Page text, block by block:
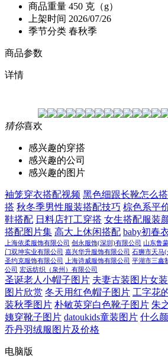
商品重量 450 克（g）
上架时间 2026/07/26
季节分类 春秋季
商品参数
详情
猜你喜欢
感兴趣的穿搭
感兴趣的公司
感兴趣的图片
袖笼穿衣搭配视频 黑色细跟长靴怎么
搭 秋冬季男性服装搭配技巧 棕色系平
鞋搭配 日料店打工穿搭 女生搭配服装
搭配图片集 高大上休闲搭配 baby初春
上海依柔服饰有限公司 创永服饰(深圳)有限公司 山东鲁
门双坤实业有限公司 嘉兴华升服饰有限公司 石狮市天马
圣约克服饰有限公司
上海诗威服饰有限公司 平湖市三鑫
公司 宏远纺织（泉州）有限公司
圣诞老人小帽子图片 夫妻古装图片女装
图片欣赏 冬天用红色帽子图片 工字花
装秋季图片 朴敏英穿白色靴子图片 朱
姨穿靴子图片 datoukids童装图片 什么
乔丹羽绒服图片及价格
电脑版